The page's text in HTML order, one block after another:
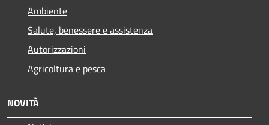
Ambiente
Salute, benessere e assistenza
Autorizzazioni
Agricoltura e pesca
NOVITÀ